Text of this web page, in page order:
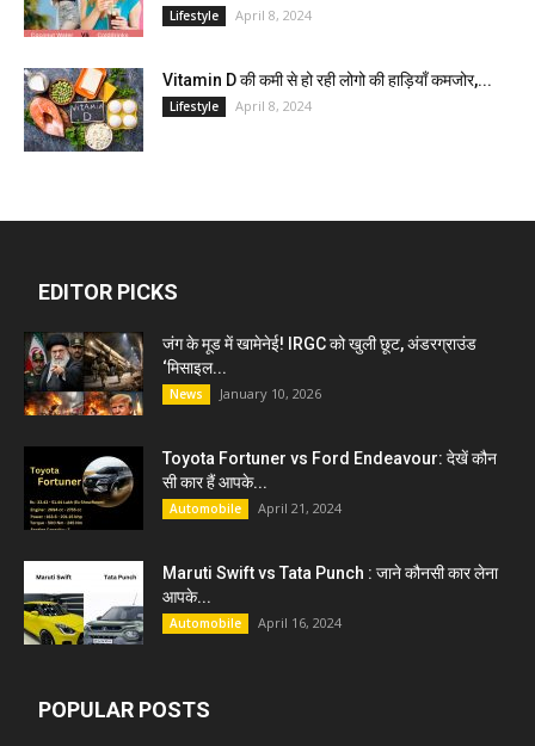
Lifestyle April 8, 2024
Vitamin D की कमी से हो रही लोगो की हाड़ियाँ कमजोर,...
Lifestyle April 8, 2024
EDITOR PICKS
जंग के मूड में खामेनेई! IRGC को खुली छूट, अंडरग्राउंड
‘मिसाइल...
News January 10, 2026
Toyota Fortuner vs Ford Endeavour: देखें कौन
सी कार हैं आपके...
Automobile April 21, 2024
Maruti Swift vs Tata Punch : जाने कौनसी कार लेना
आपके...
Automobile April 16, 2024
POPULAR POSTS